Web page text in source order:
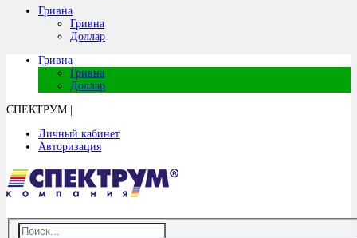
Гривна
Гривна
Доллар
Гривна
Гривна
Доллар
СПЕКТРУМ
Личный кабинет
Авторизация